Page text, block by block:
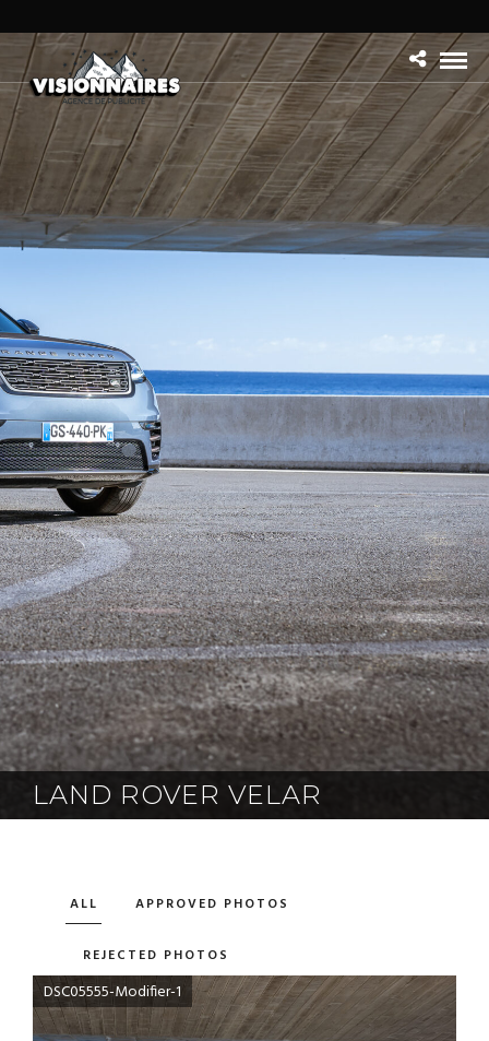
LAND ROVER VELAR
ALL APPROVED PHOTOS
REJECTED PHOTOS
DSC05555-Modifier-1